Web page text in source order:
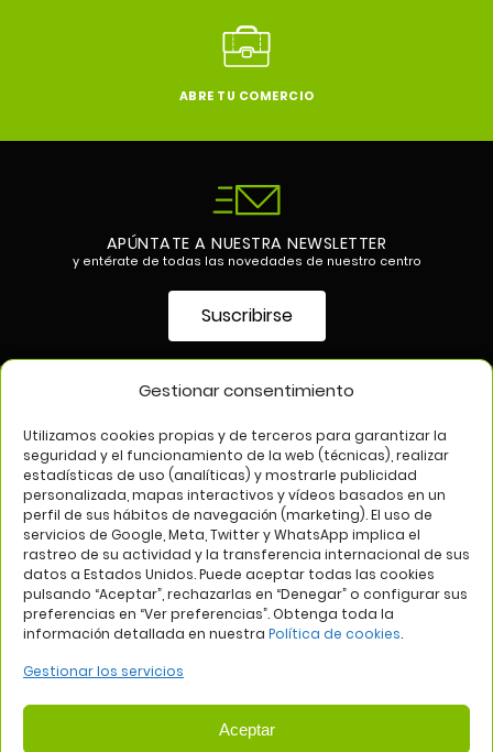
Gestionar consentimiento
Utilizamos cookies propias y de terceros para garantizar la
seguridad y el funcionamiento de la web (técnicas), realizar
estadísticas de uso (analíticas) y mostrarle publicidad
personalizada, mapas interactivos y vídeos basados en un
perfil de sus hábitos de navegación (marketing). El uso de
servicios de Google, Meta, Twitter y WhatsApp implica el
rastreo de su actividad y la transferencia internacional de sus
datos a Estados Unidos. Puede aceptar todas las cookies
pulsando “Aceptar”, rechazarlas en “Denegar” o configurar sus
preferencias en “Ver preferencias”. Obtenga toda la
información detallada en nuestra Política de cookies.
Gestionar los servicios
Aceptar
ABRE TU COMERCIO
APÚNTATE A NUESTRA NEWSLETTER
y entérate de todas las novedades de nuestro centro
Suscribirse
Aviso legal Política de privacidad
Política de cookies
Web: Bannister Global